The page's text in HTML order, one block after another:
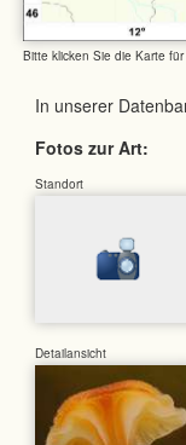
Bitte klicken Sie die Karte
In unserer
Fotos zur Art:
Standort
Detailansicht